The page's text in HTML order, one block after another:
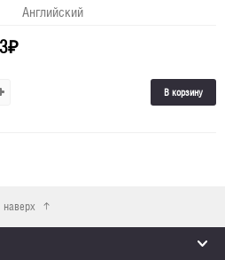
Английский
₽
В корзину
наверх